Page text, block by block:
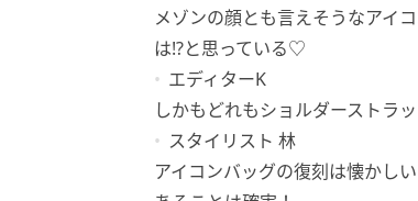
メゾンの顔とも言えそうなアイ
は!?と思っている♡
エディターK
しかもどれもショルダーストラ
スタイリスト 林
アイコンバッグの復刻は懐かし